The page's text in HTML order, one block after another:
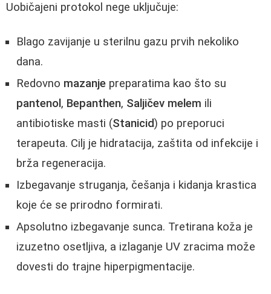
Uobičajeni protokol nege uključuje:
Blago zavijanje u sterilnu gazu prvih nekoliko
dana.
Redovno mazanje preparatima kao što su
pantenol , Bepanthen, Saljičev melem ili
antibiotiske masti (Stanicid) po preporuci
terapeuta. Cilj je hidratacija, zaštita od infekcije i
brža regeneracija.
Izbegavanje struganja, češanja i kidanja krastica
koje će se prirodno formirati.
Apsolutno izbegavanje sunca. Tretirana koža je
izuzetno osetljiva, a izlaganje UV zracima može
dovesti do trajne hiperpigmentacije.